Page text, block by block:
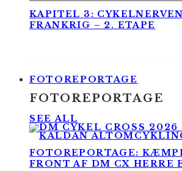
KAPITEL 3:
FRANKRIG – 2. ETAPE
FOTOREPORTAGE
FOTOREPORTAGE
SEE ALL
FOTOREPORTAGE:
FRONT AF DM CX HERRE